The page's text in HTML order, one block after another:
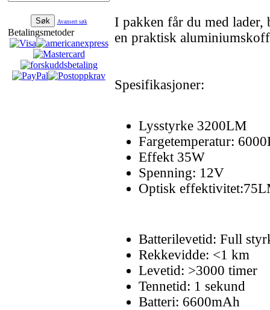
Avansert søk
Betalingsmetoder
I pakken får du med lader,
en praktisk
Spesifikasjoner:
Lysstyrke 3200LM
Fargetemperatur:
Effekt 35W
Spenning: 12V
Optisk
Batterilevetid: Full
Rekkevidde: <1 km
Levetid: >3000 timer
Tennetid: 1 sekund
Batteri: 6600mAh